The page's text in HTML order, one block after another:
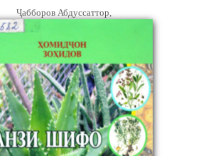
Ҷабборов Абдуссаттор,